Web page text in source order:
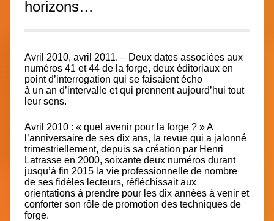
horizons…
Avril 2010, avril 2011. – Deux dates associées aux
numéros 41 et 44 de la forge, deux éditoriaux en
point d’interrogation qui se faisaient écho
à un an d’intervalle et qui prennent aujourd’hui tout
leur sens.
Avril 2010 : « quel avenir pour la forge ? » A
l’anniversaire de ses dix ans, la revue qui a jalonné
trimestriellement, depuis sa création par Henri
Latrasse en 2000, soixante deux numéros durant
jusqu’à fin 2015 la vie professionnelle de nombre
de ses fidèles lecteurs, réfléchissait aux
orientations à prendre pour les dix années à venir et
conforter son rôle de promotion des techniques de
forge.